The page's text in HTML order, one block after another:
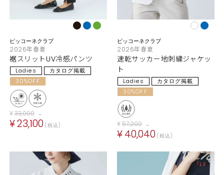
ピッコーネクラブ
2026年春夏
裾スリットUV冷感パンツ
Ladies
カタログ掲載
30%OFF
¥33,000 →
¥23,100 税込
ピッコーネクラブ
2026年春夏
速乾サッカー地刺繍ジャケッ
ト
Ladies
カタログ掲載
30%OFF
¥57,200 →
¥40,040 税込